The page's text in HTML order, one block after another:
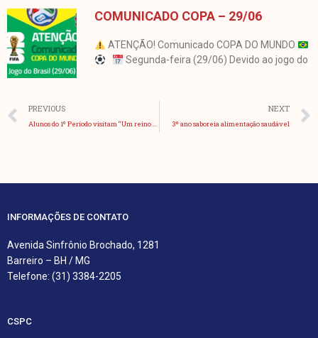
COMUNICADO COPA – 29/06
ATENÇÃO! Comunicado COPA DO MUNDO
Segunda-feira (29/06) Devido ao jogo do
Anterior
PREVIOUS
Alunos do 1º Período visitam “Um reino quase esquecido”
NEXT
3º ano saboreia alimentação saudável
INFORMAÇÕES DE CONTATO
Avenida Sinfrônio Brochado, 1281
Barreiro – BH / MG
Telefone: (31) 3384-2205
CSPC